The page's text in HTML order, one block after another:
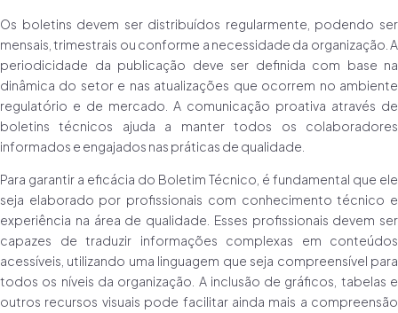
Os boletins devem ser distribuídos regularmente, podendo ser
mensais, trimestrais ou conforme a necessidade da organização. A
periodicidade da publicação deve ser definida com base na
dinâmica do setor e nas atualizações que ocorrem no ambiente
regulatório e de mercado. A comunicação proativa através de
boletins técnicos ajuda a manter todos os colaboradores
informados e engajados nas práticas de qualidade.
Para garantir a eficácia do Boletim Técnico, é fundamental que ele
seja elaborado por profissionais com conhecimento técnico e
experiência na área de qualidade. Esses profissionais devem ser
capazes de traduzir informações complexas em conteúdos
acessíveis, utilizando uma linguagem que seja compreensível para
todos os níveis da organização. A inclusão de gráficos, tabelas e
outros recursos visuais pode facilitar ainda mais a compreensão